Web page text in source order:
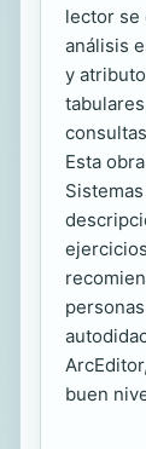
lector se
análisis
y
Esta
buen